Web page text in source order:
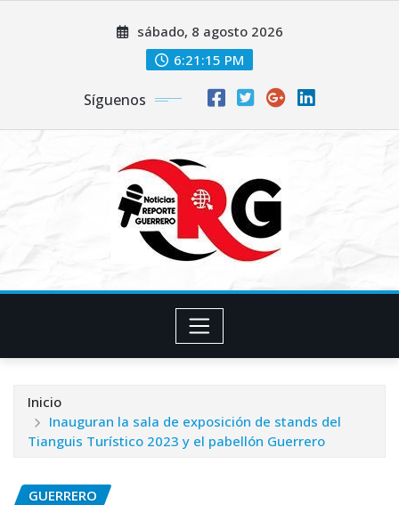
sábado, 8 agosto 2026
6:21:16 PM
Síguenos
Inicio
Inauguran la sala de exposición de stands del
Tianguis Turístico 2023 y el pabellón Guerrero
GUERRERO